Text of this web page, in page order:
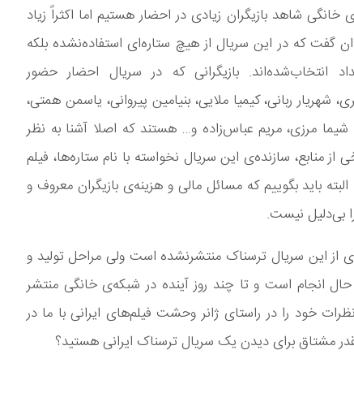
شاهد بازیگران زیادی در احضار هستیم اما اکثراً زیاد
گفت که در این سریال از هیچ ستاره‌ای استفاده‌نشده بلکه
انتخاب‌شده‌اند. بازیگرانی که در سریال احضار حضور
شهریار ربانی، کیمیا ملایی، بنیامین پیروانی، یاسمن همتی،
مرزی، مریم عباس‌زاده و… هستند که اصلا آشنا به نظر
از منابع، سازنده‌ی این سریال نخواسته با نام ستاره‌ها، فیلم
باید بگوییم که مسائل مالی و هزینه‌ی بازیگران معروف و
بی‌دلیل نیست.
از این سریال ترسناک منتشرنشده است ولی مراحل تولید و
انجام است و تا چند روز آینده در شبکه‌ی خانگی منتشر
خود را در راستای ژانر وحشت فیلم‌های ایرانی با ما در
مشتاق برای دیدن یک سریال ترسناک ایرانی هستید؟